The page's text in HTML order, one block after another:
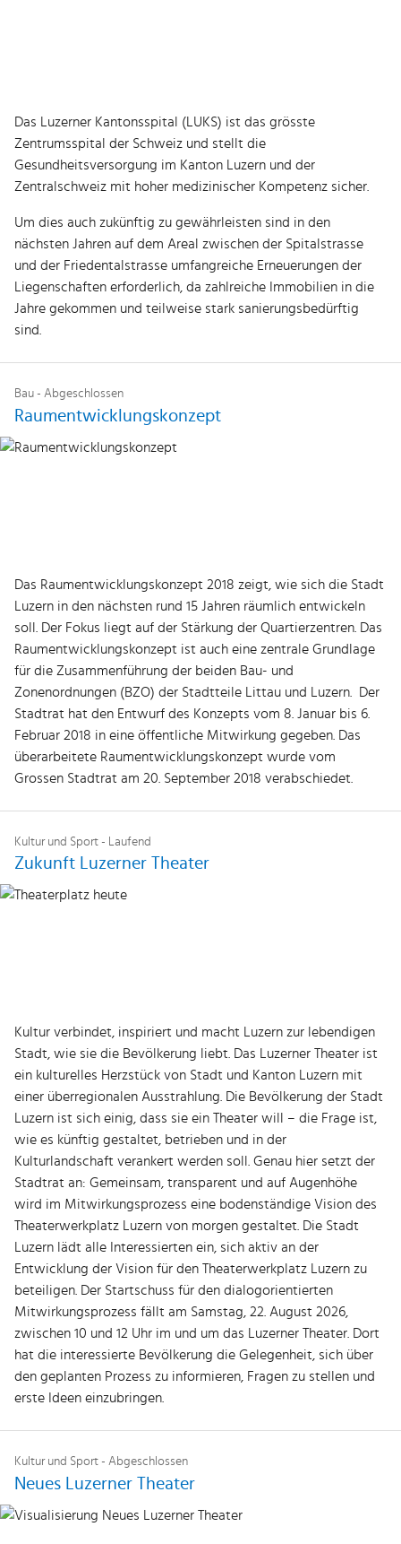
Das Luzerner Kantonsspital (LUKS) ist das grösste
Zentrumsspital der Schweiz und stellt die
Gesundheitsversorgung im Kanton Luzern und der
Zentralschweiz mit hoher medizinischer Kompetenz sicher.
Um dies auch zukünftig zu gewährleisten sind in den
nächsten Jahren auf dem Areal zwischen der Spitalstrasse
und der Friedentalstrasse umfangreiche Erneuerungen der
Liegenschaften erforderlich, da zahlreiche Immobilien in die
Jahre gekommen und teilweise stark sanierungsbedürftig
sind.
Bau - Abgeschlossen
Raumentwicklungskonzept
Das Raumentwicklungskonzept 2018 zeigt, wie sich die Stadt
Luzern in den nächsten rund 15 Jahren räumlich entwickeln
soll. Der Fokus liegt auf der Stärkung der Quartierzentren. Das
Raumentwicklungskonzept ist auch eine zentrale Grundlage
für die Zusammenführung der beiden Bau- und
Zonenordnungen (BZO) der Stadtteile Littau und Luzern. Der
Stadtrat hat den Entwurf des Konzepts vom 8. Januar bis 6.
Februar 2018 in eine öffentliche Mitwirkung gegeben. Das
überarbeitete Raumentwicklungskonzept wurde vom
Grossen Stadtrat am 20. September 2018 verabschiedet.
Kultur und Sport - Laufend
Zukunft Luzerner Theater
Kultur verbindet, inspiriert und macht Luzern zur lebendigen
Stadt, wie sie die Bevölkerung liebt. Das Luzerner Theater ist
ein kulturelles Herzstück von Stadt und Kanton Luzern mit
einer überregionalen Ausstrahlung. Die Bevölkerung der Stadt
Luzern ist sich einig, dass sie ein Theater will – die Frage ist,
wie es künftig gestaltet, betrieben und in der
Kulturlandschaft verankert werden soll. Genau hier setzt der
Stadtrat an: Gemeinsam, transparent und auf Augenhöhe
wird im Mitwirkungsprozess eine bodenständige Vision des
Theaterwerkplatz Luzern von morgen gestaltet. Die Stadt
Luzern lädt alle Interessierten ein, sich aktiv an der
Entwicklung der Vision für den Theaterwerkplatz Luzern zu
beteiligen. Der Startschuss für den dialogorientierten
Mitwirkungsprozess fällt am Samstag, 22. August 2026,
zwischen 10 und 12 Uhr im und um das Luzerner Theater. Dort
hat die interessierte Bevölkerung die Gelegenheit, sich über
den geplanten Prozess zu informieren, Fragen zu stellen und
erste Ideen einzubringen.
Kultur und Sport - Abgeschlossen
Neues Luzerner Theater